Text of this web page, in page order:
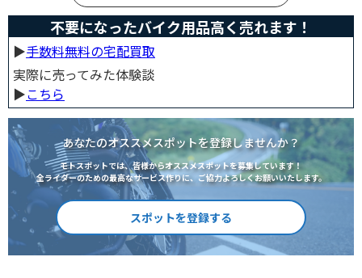
不要になったバイク用品高く売れます！
▶︎手数料無料の宅配買取
実際に売ってみた体験談
▶︎こちら
あなたのオススメスポットを登録しませんか？
モトスポットでは、皆様からオススメスポットを募集しています！
全ライダーのための最高なサービス作りに、ご協力よろしくお願いいたします。
スポットを登録する